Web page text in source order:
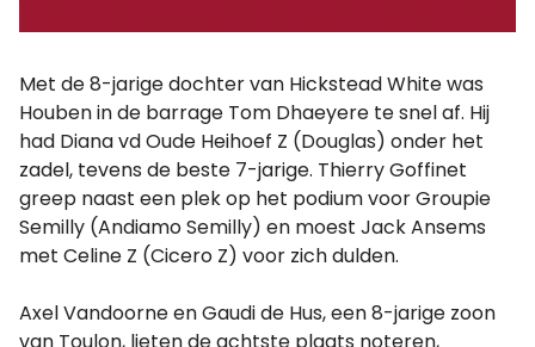
Met de 8-jarige dochter van Hickstead White was
Houben in de barrage Tom Dhaeyere te snel af. Hij
had Diana vd Oude Heihoef Z (Douglas) onder het
zadel, tevens de beste 7-jarige. Thierry Goffinet
greep naast een plek op het podium voor Groupie
Semilly (Andiamo Semilly) en moest Jack Ansems
met Celine Z (Cicero Z) voor zich dulden.
Axel Vandoorne en Gaudi de Hus, een 8-jarige zoon